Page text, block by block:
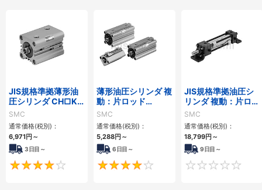
JIS規格準拠薄形油
圧シリンダ CH□KD
シリーズ
SMC
通常価格(税別)：
6,971円～
3日目～
4
薄形油圧シリンダ 複
動：片ロッド
CH□QBシリーズ
SMC
通常価格(税別)：
5,288円～
6日目～
4
JIS規格準拠油圧シ
リンダ 複動：片ロッ
ド CH2E・CH2F・
CH2G・CH2Hシリ
ーズ
SMC
通常価格(税別)：
18,799円～
9日目～